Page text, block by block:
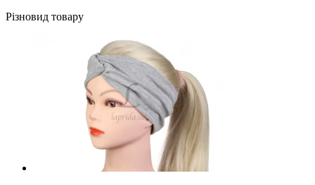
Різновид товару